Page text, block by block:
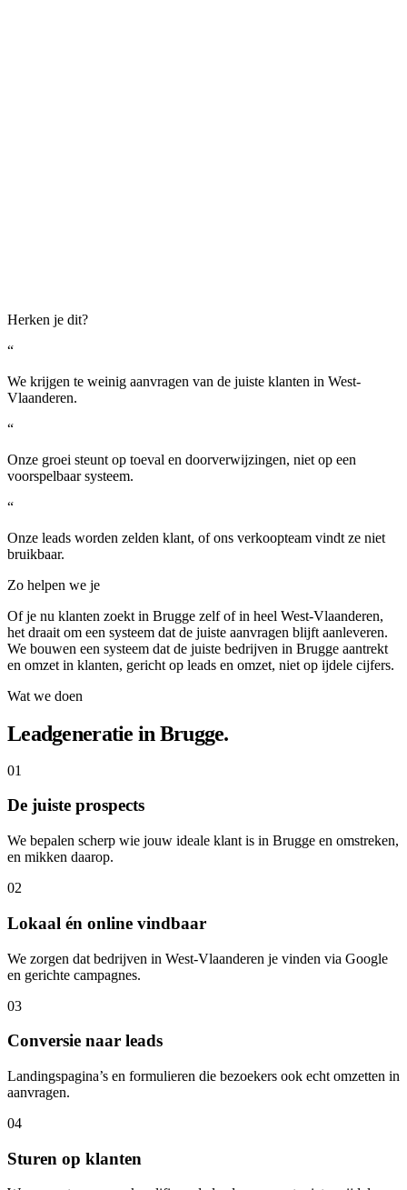
Herken je dit?
“
We krijgen te weinig aanvragen van de juiste klanten in West-
Vlaanderen.
“
Onze groei steunt op toeval en doorverwijzingen, niet op een
voorspelbaar systeem.
“
Onze leads worden zelden klant, of ons verkoopteam vindt ze niet
bruikbaar.
Zo helpen we je
Of je nu klanten zoekt in Brugge zelf of in heel West-Vlaanderen,
het draait om een systeem dat de juiste aanvragen blijft aanleveren.
We bouwen een systeem dat de juiste bedrijven in Brugge aantrekt
en omzet in klanten, gericht op leads en omzet, niet op ijdele cijfers.
Wat we doen
Leadgeneratie in Brugge.
01
De juiste prospects
We bepalen scherp wie jouw ideale klant is in Brugge en omstreken,
en mikken daarop.
02
Lokaal én online vindbaar
We zorgen dat bedrijven in West-Vlaanderen je vinden via Google
en gerichte campagnes.
03
Conversie naar leads
Landingspagina’s en formulieren die bezoekers ook echt omzetten in
aanvragen.
04
Sturen op klanten